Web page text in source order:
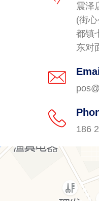
震泽
(街
都镇
东对
186